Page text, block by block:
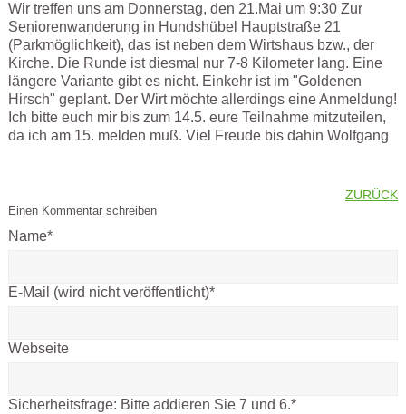
Wir treffen uns am Donnerstag, den 21.Mai um 9:30 Zur
Seniorenwanderung in Hundshübel Hauptstraße 21
(Parkmöglichkeit), das ist neben dem Wirtshaus bzw., der
Kirche. Die Runde ist diesmal nur 7-8 Kilometer lang. Eine
längere Variante gibt es nicht. Einkehr ist im "Goldenen
Hirsch" geplant. Der Wirt möchte allerdings eine Anmeldung!
Ich bitte euch mir bis zum 14.5. eure Teilnahme mitzuteilen,
da ich am 15. melden muß. Viel Freude bis dahin Wolfgang
ZURÜCK
Einen Kommentar schreiben
Name*
E-Mail (wird nicht veröffentlicht)*
Webseite
Sicherheitsfrage: Bitte addieren Sie 7 und 6.*